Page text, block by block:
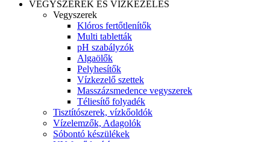
VEGYSZEREK ÉS VÍZKEZELÉS
Vegyszerek
Klóros fertőtlenítők
Multi tabletták
pH szabályzók
Algaölők
Pelyhesítők
Vízkezelő szettek
Masszázsmedence vegyszerek
Téliesítő folyadék
Tisztítószerek, vízkőoldók
Vízelemzők, Adagolók
Sóbontó készülékek